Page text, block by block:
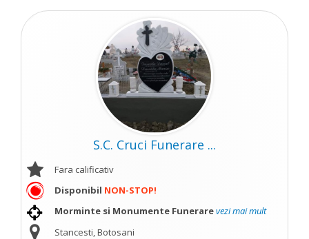
S.C. Cruci Funerare ...
Fara calificativ
Disponibil NON-STOP!
Morminte si Monumente Funerarevezi mai mult
Stancesti, Botosani